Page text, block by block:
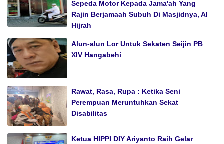
Sepeda Motor Kepada Jama'ah Yang
Rajin Berjamaah Subuh Di Masjidnya, Al
Hijrah
Alun-alun Lor Untuk Sekaten Seijin PB
XIV Hangabehi
Rawat, Rasa, Rupa : Ketika Seni
Perempuan Meruntuhkan Sekat
Disabilitas
Ketua HIPPI DIY Ariyanto Raih Gelar